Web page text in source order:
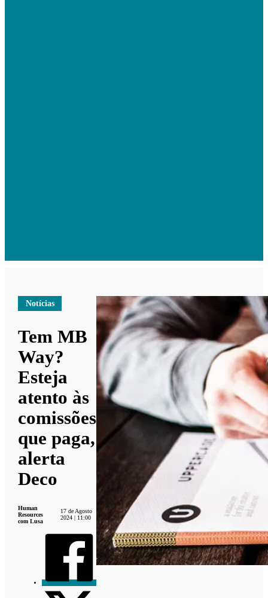
Notícias
Tem MB
Way?
Esteja
atento às
comissões
que paga,
alerta
Deco
Human
Resources
com Lusa
17 de Agosto
2024 | 11:00